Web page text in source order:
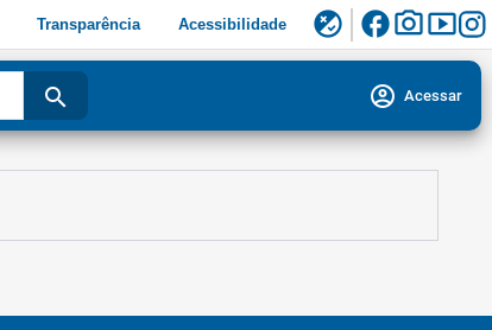
Transparência Acessibilidade flaky facebookphoto_camerasmart_display
search account_circle Acessar